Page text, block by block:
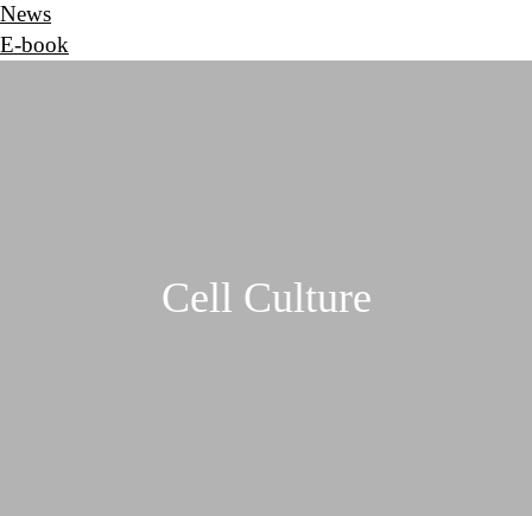
News
E-book
Cell Culture